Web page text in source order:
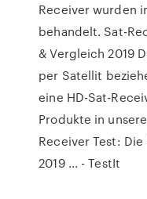
Receiver wurden
behandelt. Sat-
& Vergleich 2019
per Satellit
eine HD-Sat-
Produkte in
Receiver Test:
2019 ... - TestIt